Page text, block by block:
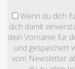
Wenn du dich
dich damit
dein Vorname für
und gespeichert
vom Newsletter